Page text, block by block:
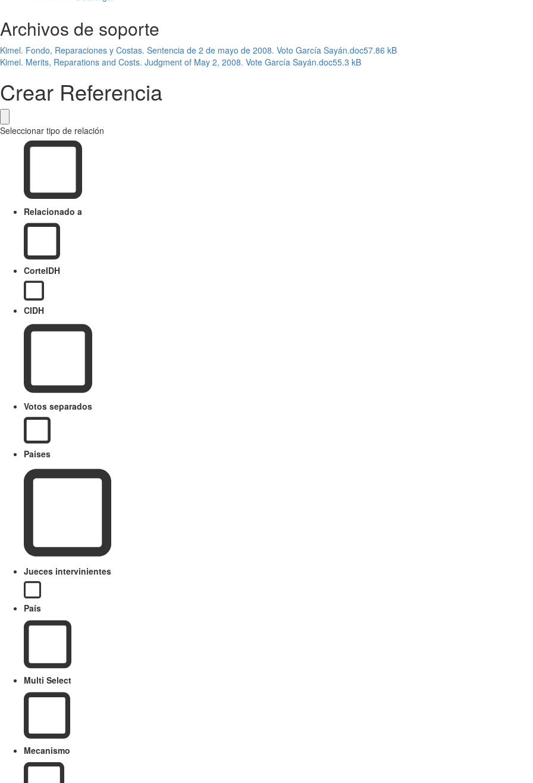
Archivos de soporte
Kimel. Fondo, Reparaciones y Costas. Sentencia de 2 de mayo de 2008. Voto García Sayán.doc57.86 kB
Kimel. Merits, Reparations and Costs. Judgment of May 2, 2008. Vote García Sayán.doc55.3 kB
Crear Referencia
Seleccionar tipo de relación
Relacionado a
CorteIDH
CIDH
Votos separados
Paises
Jueces intervinientes
País
Multi Select
Mecanismo